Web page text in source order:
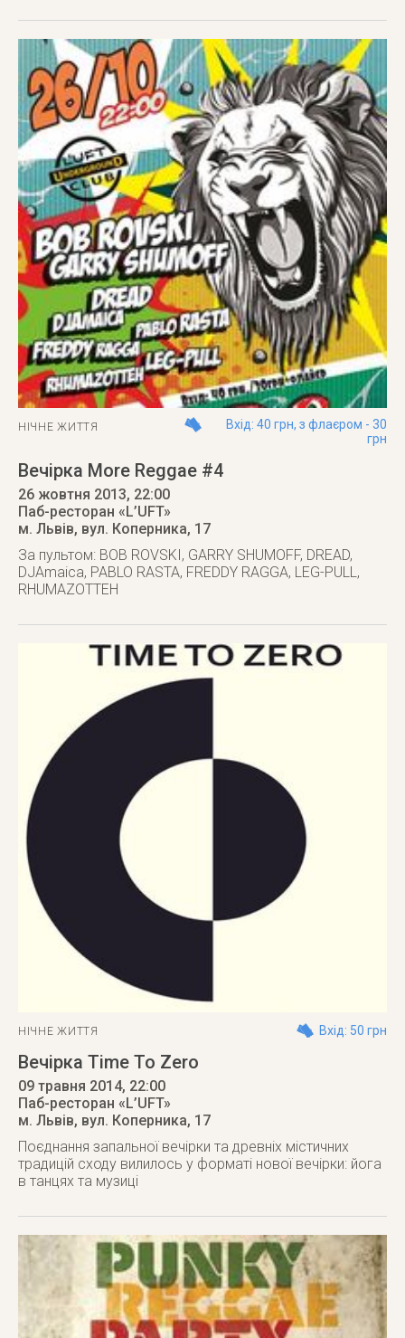
НІЧНЕ ЖИТТЯ
Вхід: 40 грн, з флаєром - 30
грн
Вечірка More Reggae #4
26 жовтня 2013, 22:00
Паб-ресторан «L’UFT»
м. Львів, вул. Коперника, 17
За пультом: BOB ROVSKI, GARRY SHUMOFF, DREAD,
DJAmaica, PABLO RASTA, FREDDY RAGGA, LEG-PULL,
RHUMAZOTTEH
НІЧНЕ ЖИТТЯ Вхід: 50 грн
Вечірка Time To Zero
09 травня 2014, 22:00
Паб-ресторан «L’UFT»
м. Львів, вул. Коперника, 17
Поєднання запальної вечірки та древніх містичних
традицій сходу вилилось у форматі нової вечірки: йога
в танцях та музиці